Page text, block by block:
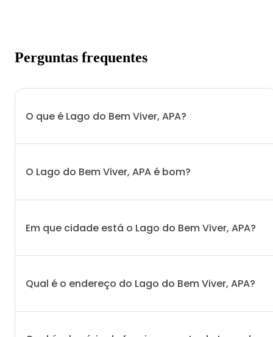
Perguntas frequentes
O que é Lago do Bem Viver, APA?
O Lago do Bem Viver, APA é bom?
Em que cidade está o Lago do Bem Viver, APA?
Qual é o endereço do Lago do Bem Viver, APA?